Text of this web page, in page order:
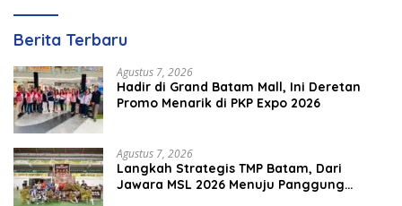
Berita Terbaru
Agustus 7, 2026
Hadir di Grand Batam Mall, Ini Deretan
Promo Menarik di PKP Expo 2026
Agustus 7, 2026
Langkah Strategis TMP Batam, Dari
Jawara MSL 2026 Menuju Panggung